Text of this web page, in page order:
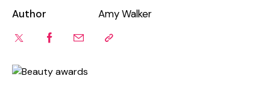
Author
Amy Walker